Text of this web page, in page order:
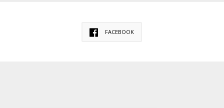
FACEBOOK